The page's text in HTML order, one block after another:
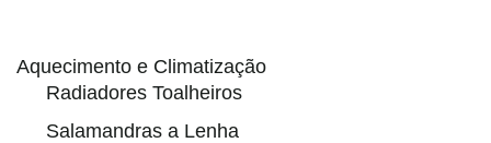
Aquecimento e Climatização
Radiadores Toalheiros
Salamandras a Lenha